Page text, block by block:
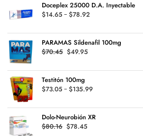
Doceplex 25000 D.A. Inyectable
$14.65- $78.92Rango
precios:
desde
$78.92
PARAMAS Sildenafil 100mg
$70.45 Original
was:
$70.45.
$49.95
is:
Testitón 100mg
$73.05- $135.99Rango
precios:
desde
Dolo-Neurobión XR
$80.16 Original
$78.45